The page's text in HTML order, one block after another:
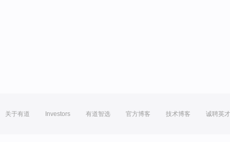
关于有道 Investors 有道智选 官方博客 技术博客 诚聘英才